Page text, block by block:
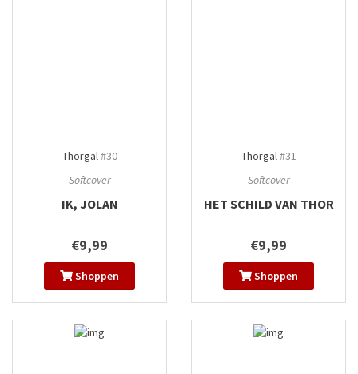
Thorgal#30
Softcover
IK, JOLAN
€9,99
Shoppen
Thorgal#31
Softcover
HET SCHILD VAN THOR
€9,99
Shoppen